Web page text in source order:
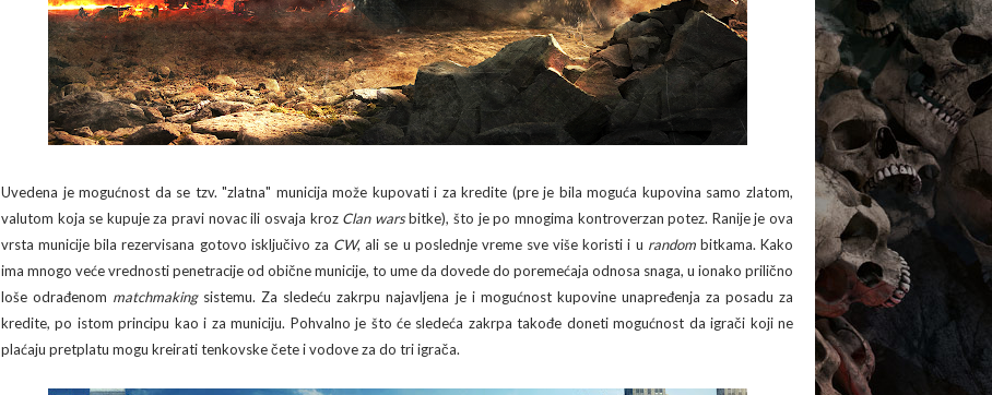
Uvedena je mogućnost da se tzv. "zlatna" municija može kupovati i za kredite (pre je bila moguća kupovina samo zlatom,
valutom koja se kupuje za pravi novac ili osvaja kroz Clan warsbitke), što je po mnogima kontroverzan potez. Ranije je ova
vrsta municije bila rezervisana gotovo isključivo za CW, ali se u poslednje vreme sve više koristi i u random bitkama. Kako
ima mnogo veće vrednosti penetracije od obične municije, to ume da dovede do poremećaja odnosa snaga, u ionako prilično
loše odrađenom matchmaking sistemu. Za sledeću zakrpu najavljena je i mogućnost kupovine unapređenja za posadu za
kredite, po istom principu kao i za municiju. Pohvalno je što će sledeća zakrpa takođe doneti mogućnost da igrači koji ne
plaćaju pretplatu mogu kreirati tenkovske čete i vodove za do tri igrača.